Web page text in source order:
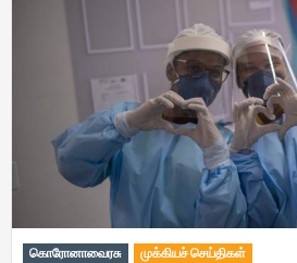
கொரோனாவைரசு முக்கியச் செய்திகள்